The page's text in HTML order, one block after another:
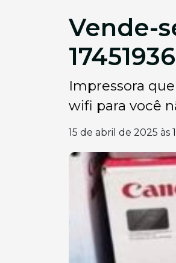
Vende-
Impressora
wifi para você
15 de abril de 2025 às